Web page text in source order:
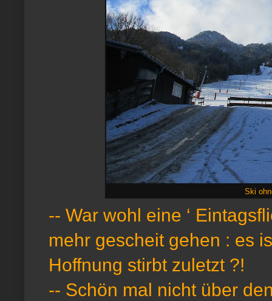
Ski
-- War wohl eine ‘
mehr gescheit gehen : es
Hoffnung stirbt zuletzt ?!
-- Schön mal nicht über